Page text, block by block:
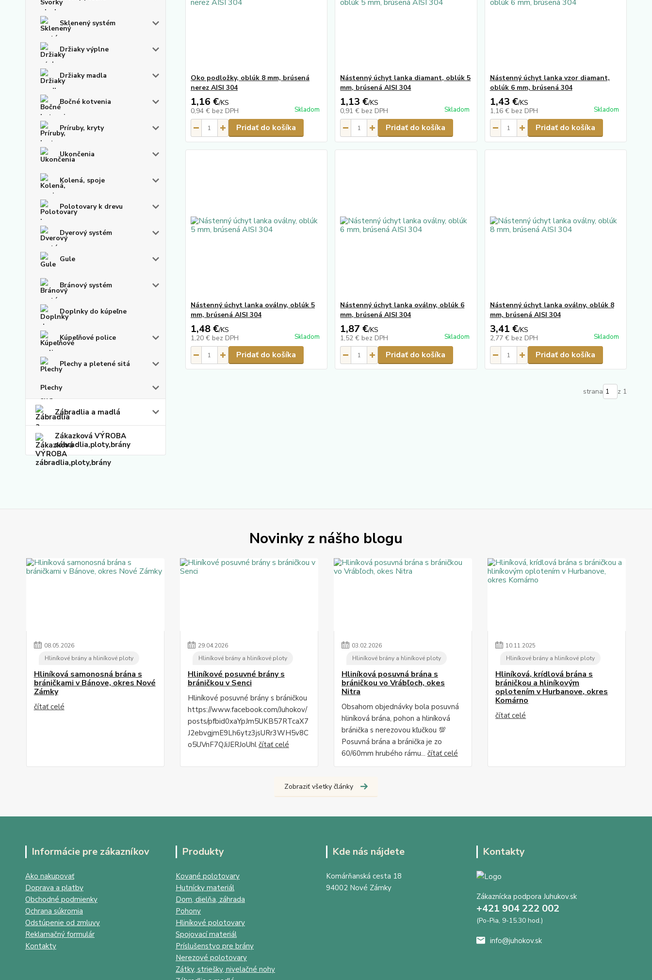
Sklenený systém
Držiaky výplne
Držiaky madla
Bočné kotvenia
Príruby, kryty
Ukončenia
Kolená, spoje
Polotovary k drevu
Dverový systém
Gule
Bránový systém
Doplnky do kúpeľne
Kúpeľňové police
Plechy a pletené sitá
Plechy
Zábradlia a madlá
Zákazková VÝROBA
zábradlia,ploty,brány
Oko podložky, oblúk 8 mm, brúsená
nerez AISI 304
1,16 €/KS
0,94 € bez DPH Skladom
Pridať do košíka
Nástenný úchyt lanka diamant, oblúk 5
mm, brúsená AISI 304
1,13 €/KS
0,91 € bez DPH Skladom
Pridať do košíka
Nástenný úchyt lanka vzor diamant,
oblúk 6 mm, brúsená 304
1,43 €/KS
1,16 € bez DPH Skladom
Pridať do košíka
Nástenný úchyt lanka oválny, oblúk 5
mm, brúsená AISI 304
1,48 €/KS
1,20 € bez DPH Skladom
Pridať do košíka
Nástenný úchyt lanka oválny, oblúk 6
mm, brúsená AISI 304
1,87 €/KS
1,52 € bez DPH Skladom
Pridať do košíka
Nástenný úchyt lanka oválny, oblúk 8
mm, brúsená AISI 304
3,41 €/KS
2,77 € bez DPH Skladom
Pridať do košíka
strana z 1
Novinky z nášho blogu
08.05.2026
Hliníkové brány a hliníkové ploty
Hliníková samonosná brána s
bráničkami v Bánove, okres Nové
Zámky
čítať celé
29.04.2026
Hliníkové brány a hliníkové ploty
Hliníkové posuvné brány s
bráničkou v Senci
Hliníkové posuvné brány s bráničkou
https://www.facebook.com/Juhokov/
posts/pfbid0xaYpJm5UKB57RTcaX7
J2ebvgjmE9Lh6ytz3jsURr3WH5v8C
o5UVnF7QJiJERJoUhl čítať celé
03.02.2026
Hliníkové brány a hliníkové ploty
Hliníková posuvná brána s
bráničkou vo Vrábľoch, okes
Nitra
Obsahom objednávky bola posuvná
hliníková brána, pohon a hliníková
bránička s nerezovou kľučkou 💯
Posuvná brána a bránička je zo
60/60mm hrubého rámu... čítať celé
10.11.2025
Hliníkové brány a hliníkové ploty
Hliníková, krídlová brána s
bráničkou a hliníkovým
oplotením v Hurbanove, okres
Komárno
čítať celé
Zobraziť všetky články
Informácie pre zákazníkov
Ako nakupovať
Doprava a platby
Obchodné podmienky
Ochrana súkromia
Odstúpenie od zmluvy
Reklamačný formulár
Kontakty
Produkty
Kované polotovary
Hutnícky materiál
Dom, dielňa, záhrada
Pohony
Hliníkové polotovary
Spojovací materiál
Príslušenstvo pre brány
Nerezové polotovary
Zátky, striešky, nivelačné nohy
Kde nás nájdete
Komárňanská cesta 18
94002 Nové Zámky
Kontakty
Zákaznícka podpora Juhukov.sk
+421 904 222 002
(Po-Pia, 9-15.30 hod.)
info@juhokov.sk